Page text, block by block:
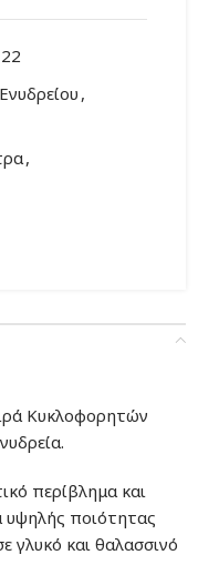
,
,
Κυκλοφορητών
περίβλημα και
ποιότητας
γλυκό και θαλασσινό